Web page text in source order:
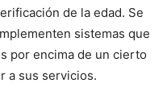
de la edad. Se
sistemas que
por encima de un cierto
a sus servicios.